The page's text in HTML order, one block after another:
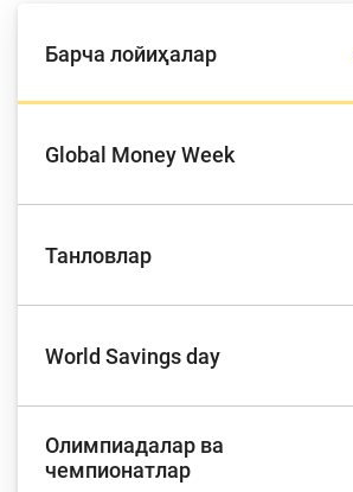
Банк агентлари учун
Молиявий
хавфсизлик
Барча лойиҳалар
Global Money Week
Танловлар
World Savings day
Олимпиадалар ва
чемпионатлар